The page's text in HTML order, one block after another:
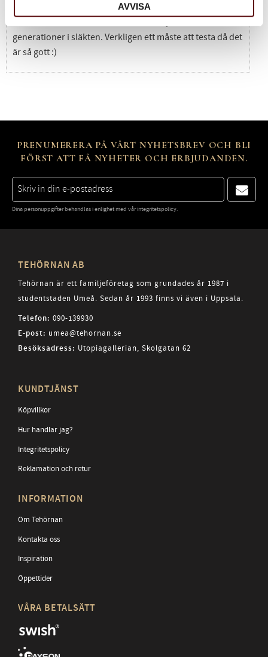
AVVISA
generationer i släkten. Verkligen ett måste att testa då det
är så gott :)
PRENUMERERA PÅ VÅRT NYHETSBREV OCH BLI
FÖRST ATT FÅ NYHETER OCH ERBJUDANDEN.
Dina personuppgifter behandlas i enlighet med vårintegritetspolicy.
TEHÖRNAN AB
Tehörnan är ett familjeföretag som grundades år 1987 i
studentstaden Umeå. Sedan år 1993 finns vi även i Uppsala.
Telefon: 090-139930
E-post: umea@tehornan.se
Besöksadress: Utopiagallerian, Skolgatan 62
KUNDTJÄNST
Köpvillkor
Hur handlar jag?
Integritetspolicy
Reklamation och retur
INFORMATION
Om Tehörnan
Kontakta oss
Inspiration
Öppettider
VÅRA BETALSÄTT